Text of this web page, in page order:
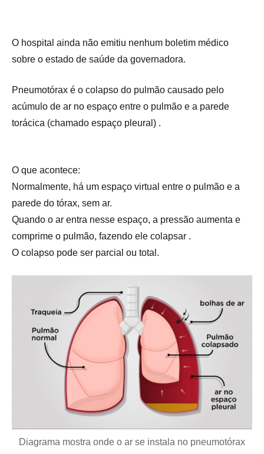
O hospital ainda não emitiu nenhum boletim médico
sobre o estado de saúde da governadora.
Pneumotórax é o colapso do pulmão causado pelo
acúmulo de ar no espaço entre o pulmão e a parede
torácica (chamado espaço pleural) .
O que acontece:
Normalmente, há um espaço virtual entre o pulmão e a
parede do tórax, sem ar.
Quando o ar entra nesse espaço, a pressão aumenta e
comprime o pulmão, fazendo ele colapsar .
O colapso pode ser parcial ou total.
Diagrama mostra onde o ar se instala no pneumotórax